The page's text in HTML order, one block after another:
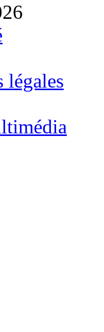
légales